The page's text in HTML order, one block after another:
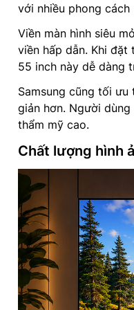
với nhiều phong
Viền màn hình siêu
viền hấp dẫn. Khi
55 inch này dễ dàng
Samsung cũng tối
giản hơn. Người
thẩm mỹ cao.
Chất lượng hình